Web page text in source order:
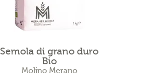
Semola di grano duro
Bio
Molino Merano